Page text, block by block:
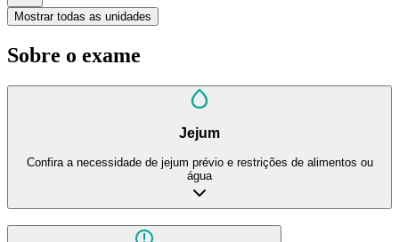
Mostrar todas as unidades
Sobre o exame
Jejum
Confira a necessidade de jejum prévio e restrições de alimentos ou
água